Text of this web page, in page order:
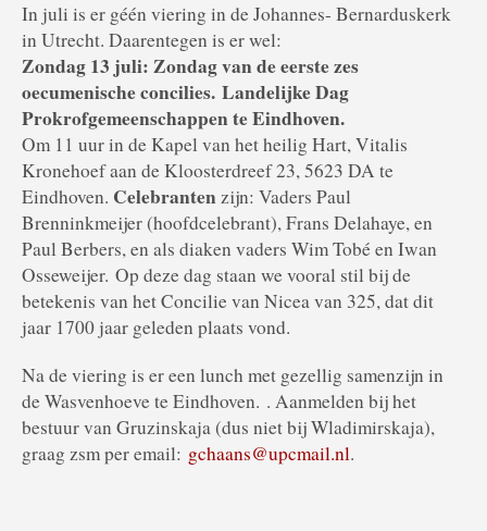
In juli is er géén viering in de Johannes- Bernarduskerk
in Utrecht. Daarentegen is er wel:
Zondag 13 juli: Zondag van de eerste zes
oecumenische concilies. Landelijke Dag
Prokrofgemeenschappen te Eindhoven.
Om 11 uur in de Kapel van het heilig Hart, Vitalis
Kronehoef aan de Kloosterdreef 23, 5623 DA te
Eindhoven. Celebrantenzijn: Vaders Paul
Brenninkmeijer (hoofdcelebrant), Frans Delahaye, en
Paul Berbers, en als diaken vaders Wim Tobé en Iwan
Osseweijer. Op deze dag staan we vooral stil bij de
betekenis van het Concilie van Nicea van 325, dat dit
jaar 1700 jaar geleden plaats vond.
Na de viering is er een lunch met gezellig samenzijn in
de Wasvenhoeve te Eindhoven. . Aanmelden bij het
bestuur van Gruzinskaja (dus niet bij Wladimirskaja),
graag zsm per email: gchaans@upcmail.nl.